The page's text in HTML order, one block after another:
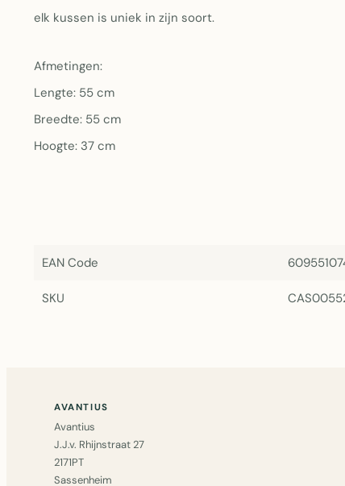
elk kussen is uniek in zijn soort.
Afmetingen:
Lengte: 55 cm
Breedte: 55 cm
Hoogte: 37 cm
EAN Code
SKU
AVANTIUS
Avantius
J.J.v. Rhijnstraat 27
2171PT
Sassenheim